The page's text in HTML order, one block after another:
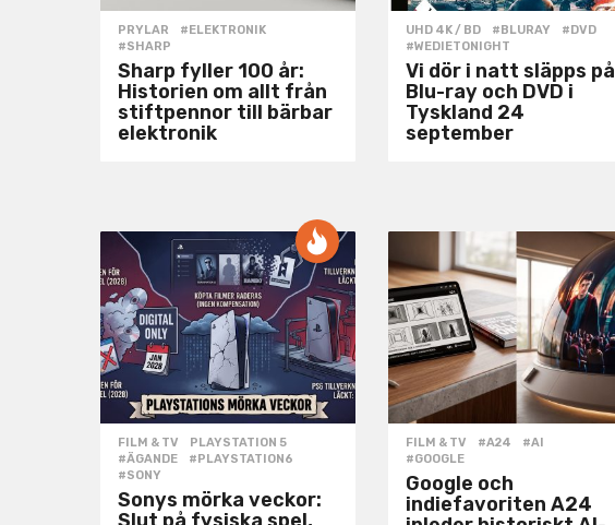
PRYLAR #ELEKTRONIK
#SHARP
Sharp fyller 100 år:
Historien om allt från
stiftpennor till bärbar
elektronik
UHD 4K / BD #BLURAY ,#DVD
#WEDIETONIGHT
Vi dör i natt släpps på
Blu-ray och DVD i
Tyskland 24
september
FILM & TV ,PLAYSTATION 5
#ÄGANDE
,#PLAYSTATION6
#SONY
Sonys mörka veckor:
FILM & TV #A24 ,#AI
#GOOGLE
Google och
indiefavoriten A24